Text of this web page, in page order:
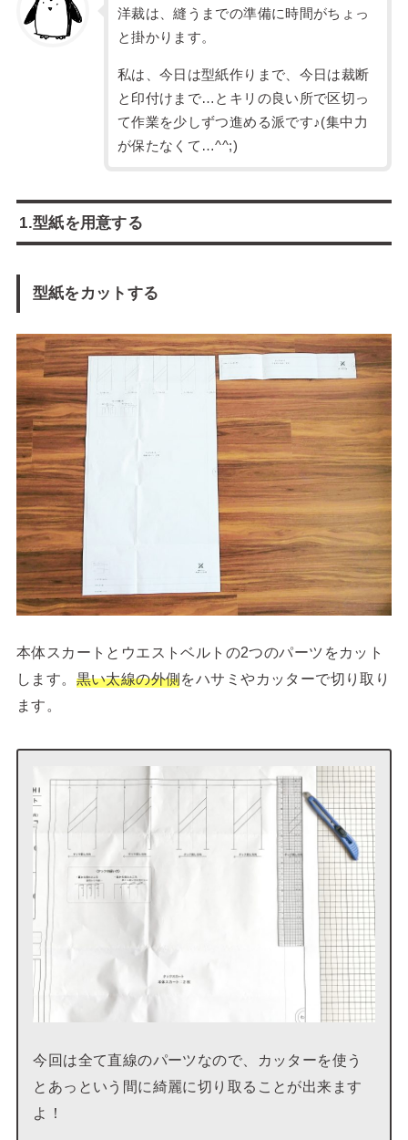
洋裁は、縫うまでの準備に時間がちょっ
と掛かります。
私は、今日は型紙作りまで、今日は裁断
と印付けまで…とキリの良い所で区切っ
て作業を少しずつ進める派です♪(集中力
が保たなくて…^^;)
1.型紙を用意する
型紙をカットする
本体スカートとウエストベルトの2つのパーツをカット
します。 黒い太線の外側をハサミやカッターで切り取り
ます。
今回は全て直線のパーツなので、カッターを使う
とあっという間に綺麗に切り取ることが出来ます
よ！